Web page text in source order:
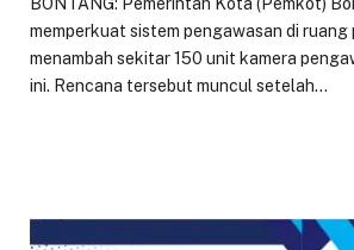
BONTANG: Pemerintah Kota (Pemkot)
memperkuat sistem pengawasan di ruang
menambah sekitar 150 unit kamera
ini. Rencana tersebut muncul setelah…